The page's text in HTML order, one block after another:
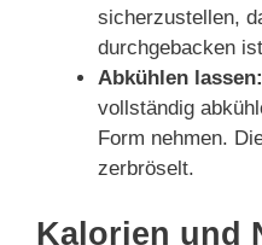
sicherzustellen,
durchgebacken
Abkühlen lassen:
vollständig
Form nehmen.
zerbröselt.
Kalorien und